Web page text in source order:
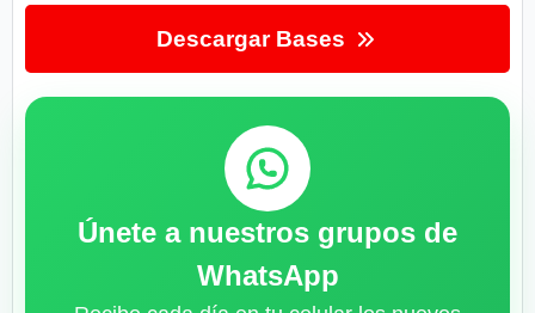
Descargar Bases
Únete a nuestros grupos de
WhatsApp